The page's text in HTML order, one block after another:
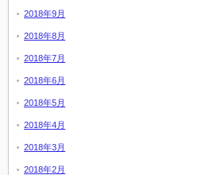
2018年9月
2018年8月
2018年7月
2018年6月
2018年5月
2018年4月
2018年3月
2018年2月